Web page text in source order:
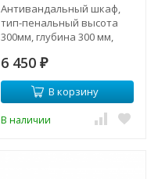
Антивандальный шкаф,
тип-пенальный высота
300мм, глубина 300 мм,
6 450 ₽
В корзину
В наличии